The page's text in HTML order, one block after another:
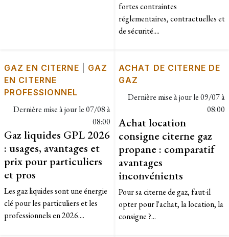
fortes contraintes
réglementaires, contractuelles et
de sécurité....
GAZ EN CITERNE
GAZ
EN CITERNE
PROFESSIONNEL
Dernière mise à jour le07/08 à
08:00
Gaz liquides GPL 2026
: usages, avantages et
prix pour particuliers
et pros
Les gaz liquides sont une énergie
clé pour les particuliers et les
professionnels en 2026....
ACHAT DE CITERNE DE
GAZ
Dernière mise à jour le09/07 à
08:00
Achat location
consigne citerne gaz
propane : comparatif
avantages
inconvénients
Pour sa citerne de gaz, faut-il
opter pour l'achat, la location, la
consigne ?...